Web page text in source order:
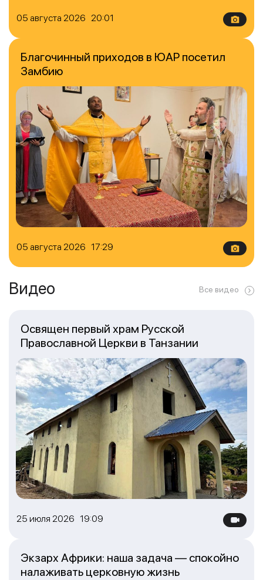
05 августа 2026 20:01
05 августа 2026 17:29
Благочинный приходов в ЮАР посетил
Замбию
Видео Все видео
25 июля 2026 19:09
Освящен первый храм Русской
Православной Церкви в Танзании
Экзарх Африки: наша задача — спокойно
налаживать церковную жизнь